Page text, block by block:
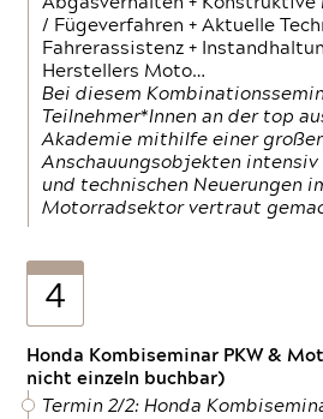
/ Fügeverfahren + Aktuelle
Fahrerassistenz +
Herstellers Moto…
Bei diesem
Teilnehmer*Innen an der top
Akademie mithilfe einer
Anschauungsobjekten
und technischen Neuerungen
Motorradsektor vertraut
4
Honda Kombiseminar PKW &
nicht einzeln buchbar)
Termin 2/2: Honda